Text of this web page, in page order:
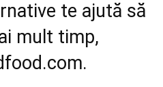
te ajută să
mult timp,